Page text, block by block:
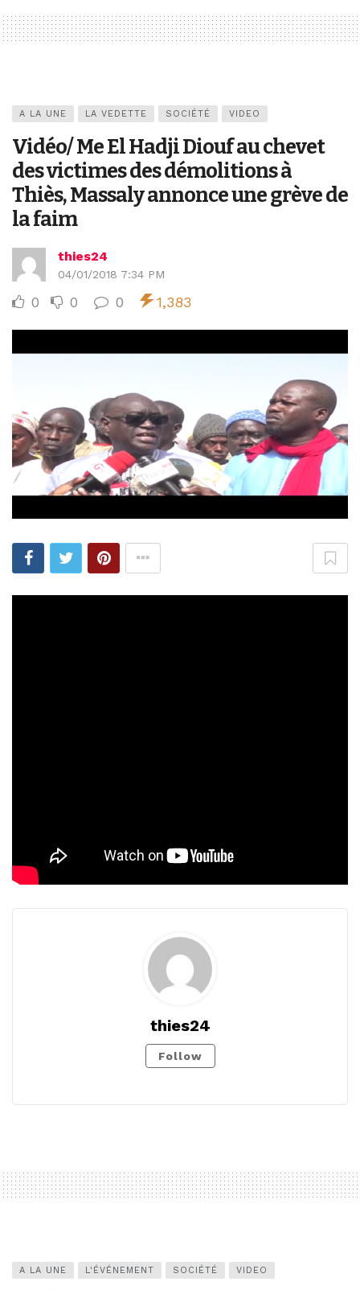
A LA UNE LA VEDETTE SOCIÉTÉ VIDEO
Vidéo/ Me El Hadji Diouf au chevet
des victimes des démolitions à
Thiès, Massaly annonce une grève de
la faim
thies24
04/01/2018 7:34 PM
0 0 0 1,383
thies24
Follow
A LA UNE L'ÉVÉNEMENT SOCIÉTÉ VIDEO